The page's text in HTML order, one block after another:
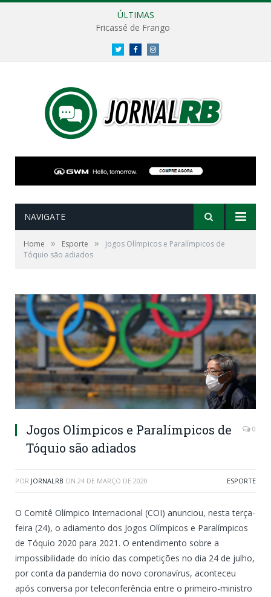
ÚLTIMAS
Fricassé de Frango
TwitterFacebookInstagram
NAVIGATE
Home » Esporte »
Jogos Olímpicos e Paralímpicos de
Tóquio são adiados
Jogos Olímpicos e Paralímpicos de
Tóquio são adiados
0
POR JORNALRB ON 24 DE MARÇO DE 2020 ESPORTE
O Comitê Olímpico Internacional (COI) anunciou, nesta terça-
feira (24), o adiamento dos Jogos Olímpicos e Paralímpicos
de Tóquio 2020 para 2021. O entendimento sobre a
impossibilidade do início das competições no dia 24 de julho,
por conta da pandemia do novo coronavírus, aconteceu
após conversa por teleconferência entre o primeiro-ministro